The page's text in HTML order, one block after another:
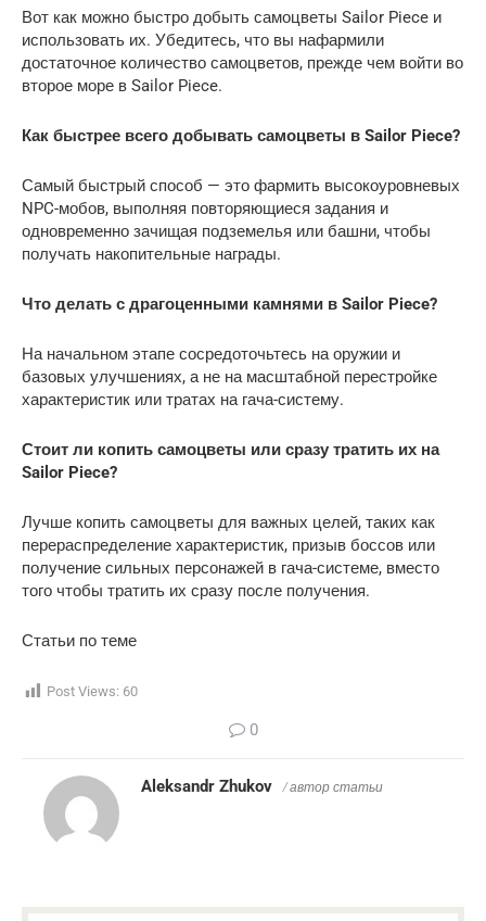
Вот как можно быстро добыть самоцветы Sailor Piece и
использовать их. Убедитесь, что вы нафармили
достаточное количество самоцветов, прежде чем войти во
второе море в Sailor Piece.
Как быстрее всего добывать самоцветы в Sailor Piece?
Самый быстрый способ — это фармить высокоуровневых
NPC-мобов, выполняя повторяющиеся задания и
одновременно зачищая подземелья или башни, чтобы
получать накопительные награды.
Что делать с драгоценными камнями в Sailor Piece?
На начальном этапе сосредоточьтесь на оружии и
базовых улучшениях, а не на масштабной перестройке
характеристик или тратах на гача-систему.
Стоит ли копить самоцветы или сразу тратить их на
Sailor Piece?
Лучше копить самоцветы для важных целей, таких как
перераспределение характеристик, призыв боссов или
получение сильных персонажей в гача-системе, вместо
того чтобы тратить их сразу после получения.
Статьи по теме
Post Views: 60
0
Aleksandr Zhukov / автор статьи